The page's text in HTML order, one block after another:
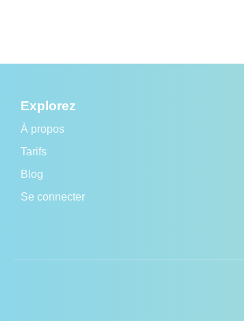
Explorez
À propos
Tarifs
Blog
Se connecter